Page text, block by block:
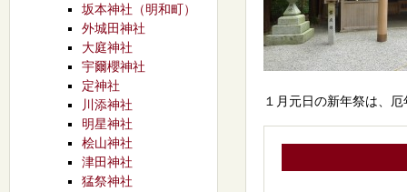
１月元日の新年祭は、
坂本神社（明和町）
外城田神社
大庭神社
宇爾櫻神社
定神社
川添神社
明星神社
桧山神社
津田神社
猛祭神社